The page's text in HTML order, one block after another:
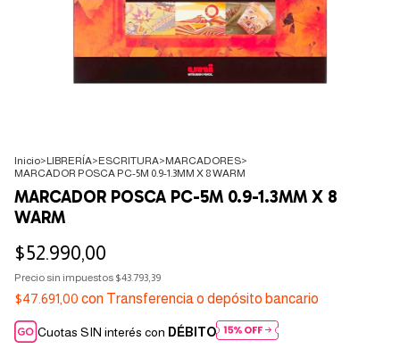
Inicio>LIBRERÍA>ESCRITURA>MARCADORES>
MARCADOR POSCA PC-5M 0.9-1.3MM X 8 WARM
MARCADOR POSCA PC-5M 0.9-1.3MM X 8
WARM
$52.990,00
Precio sin impuestos $43.793,39
$47.691,00 con Transferencia o depósito bancario
Cuotas SIN interés con DÉBITO